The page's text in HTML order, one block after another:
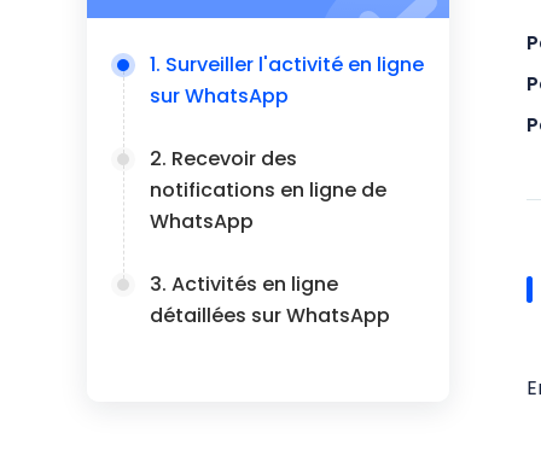
1. Surveiller l'activité en ligne
sur WhatsApp
2. Recevoir des
notifications en ligne de
WhatsApp
3. Activités en ligne
détaillées sur WhatsApp